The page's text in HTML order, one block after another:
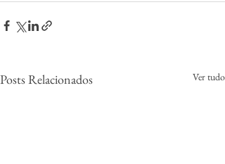
Posts Relacionados Ver tudo